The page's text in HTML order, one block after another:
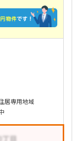
居専用地域